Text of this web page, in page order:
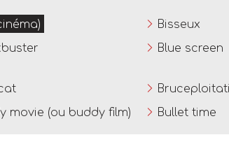
Bisseux
Blue screen
movie (ou buddy film) Bullet time